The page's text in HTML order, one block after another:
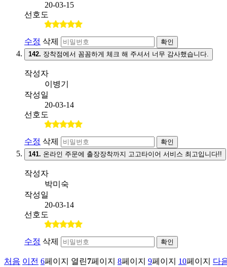
20-03-15
선호도
수정 삭제
확인
142. 장착점에서 꼼꼼하게 체크 해 주셔서 너무 감사했습니다.
작성자
이병기
작성일
20-03-14
선호도
수정 삭제
확인
141. 온라인 주문에 출장장착까지 고고타이어 서비스 최고입니다!!
작성자
박미숙
작성일
20-03-14
선호도
수정 삭제 확인
처음 이전 6페이지 열린7페이지 8페이지 9페이지 10페이지
다